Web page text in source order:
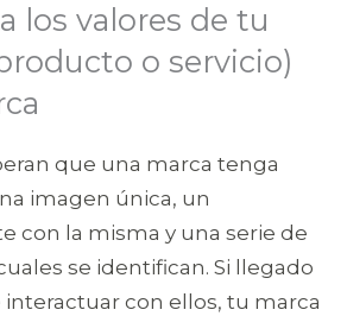
los valores de tu
o servicio)
que una marca tenga
imagen única, un
con la misma y una serie de
se identifican. Si llegado
con ellos, tu marca